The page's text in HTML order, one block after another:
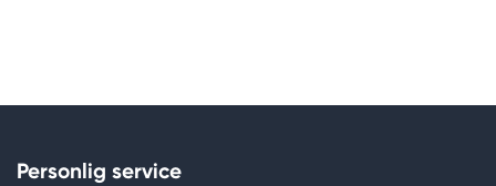
Personlig service